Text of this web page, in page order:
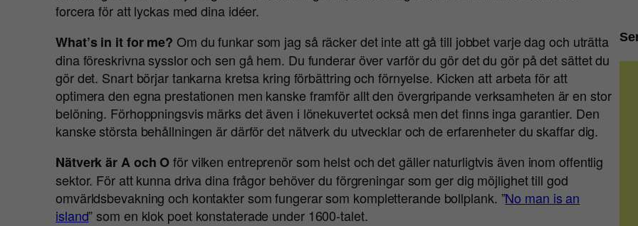
forcera för att lyckas med dina idéer.
What’s in it for me? Om du funkar som jag så räcker det inte att gå till jobbet varje dag och uträtta
dina föreskrivna sysslor och sen gå hem. Du funderar över varför du gör det du gör på det sättet du
gör det. Snart börjar tankarna kretsa kring förbättring och förnyelse. Kicken att arbeta för att
optimera den egna prestationen men kanske framför allt den övergripande verksamheten är en stor
belöning. Förhoppningsvis märks det även i lönekuvertet också men det finns inga garantier. Den
kanske största behållningen är därför det nätverk du utvecklar och de erfarenheter du skaffar dig.
Nätverk är A och Oför vilken entreprenör som helst och det gäller naturligtvis även inom offentlig
sektor. För att kunna driva dina frågor behöver du förgreningar som ger dig möjlighet till god
omvärldsbevakning och kontakter som fungerar som kompletterande bollplank. ”No man is an
island” som en klok poet konstaterade under 1600-talet.